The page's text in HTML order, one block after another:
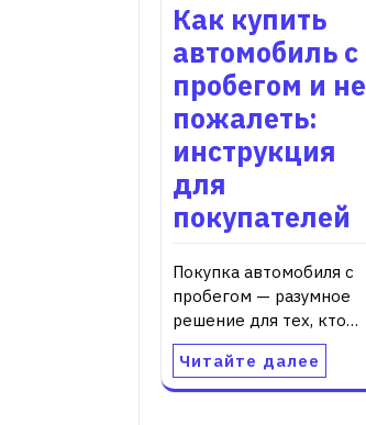
Как купить
автомобиль с
пробегом и не
пожалеть:
инструкция
для
покупателей
Покупка автомобиля с
пробегом — разумное
решение для тех, кто…
Читайте далее